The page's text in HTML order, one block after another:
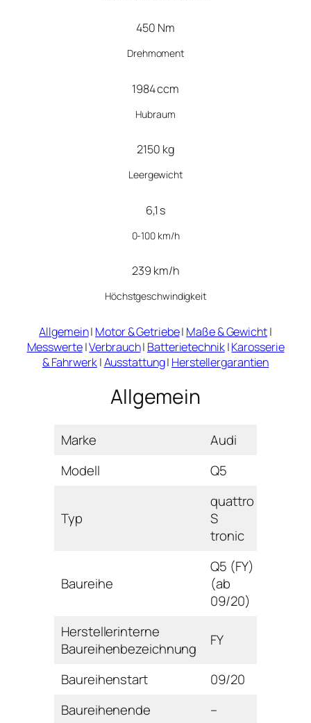
450 Nm
Drehmoment
1984 ccm
Hubraum
2150 kg
Leergewicht
6,1 s
0-100 km/h
239 km/h
Höchstgeschwindigkeit
Allgemein| Motor & Getriebe| Maße & Gewicht|
Messwerte|Verbrauch| Batterietechnik|Karosserie
& Fahrwerk|Ausstattung| Herstellergarantien
Allgemein
Marke
Audi
Modell
Q5
Typ
quattro
S
tronic
Baureihe
Q5 (FY)
(ab
09/20)
Herstellerinterne
Baureihenbezeichnung
FY
Baureihenstart
09/20
Baureihenende
–